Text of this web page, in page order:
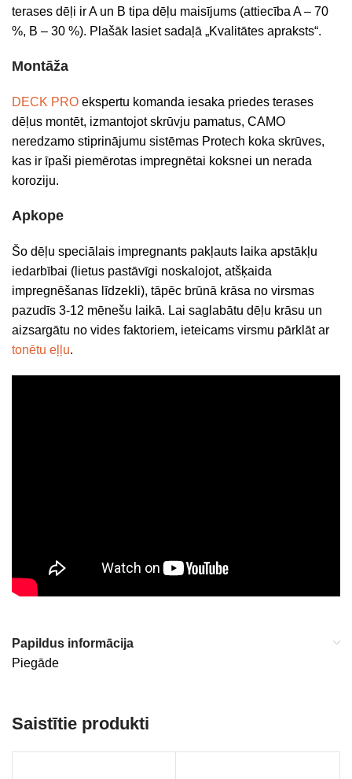
terases dēļi ir A un B tipa dēļu maisījums (attiecība A – 70
%, B – 30 %). Plašāk lasiet sadaļā „Kvalitātes apraksts“.
Montāža
DECK PRO ekspertu komanda iesaka priedes terases
dēļus montēt, izmantojot skrūvju pamatus, CAMO
neredzamo stiprinājumu sistēmas Protech koka skrūves,
kas ir īpaši piemērotas impregnētai koksnei un nerada
koroziju.
Apkope
Šo dēļu speciālais impregnants pakļauts laika apstākļu
iedarbībai (lietus pastāvīgi noskalojot, atšķaida
impregnēšanas līdzekli), tāpēc brūnā krāsa no virsmas
pazudīs 3-12 mēnešu laikā. Lai saglabātu dēļu krāsu un
aizsargātu no vides faktoriem, ieteicams virsmu pārklāt ar
tonētu eļļu.
Papildus informācija
Piegāde
Saistītie produkti